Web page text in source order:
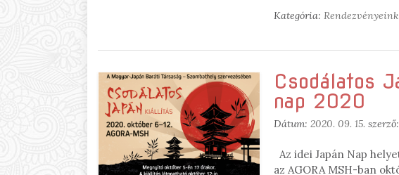
Kategória: Rendezvényeink
Csodálatos
nap 2020
Dátum:2020. 09. 15. szerző:
Az idei Japán Nap
az AGORA MSH-ban